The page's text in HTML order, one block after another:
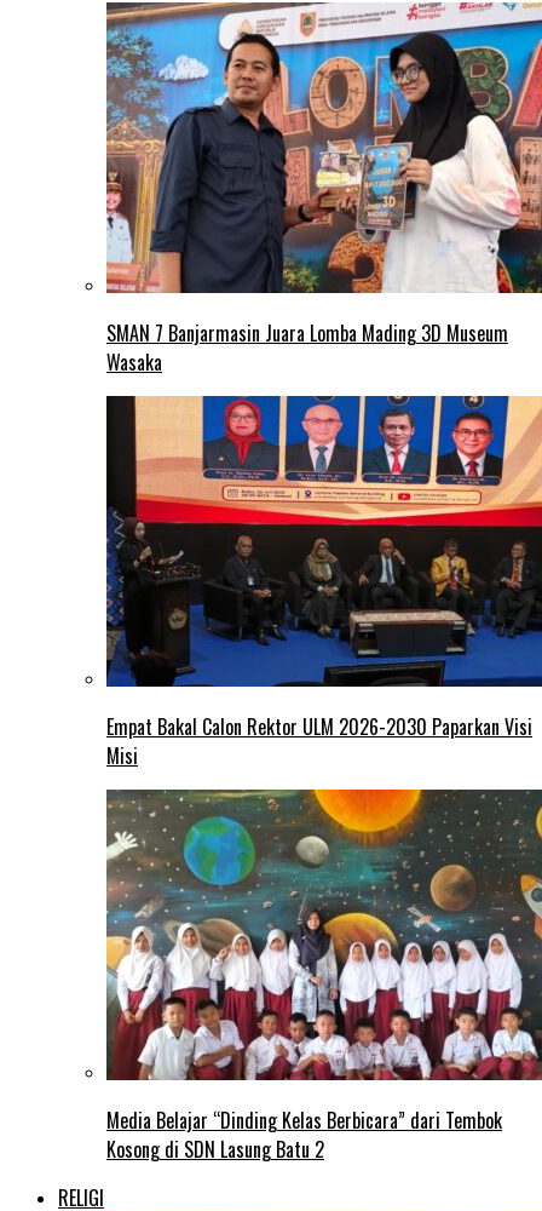
SMAN 7 Banjarmasin Juara Lomba Mading 3D Museum
Wasaka
Empat Bakal Calon Rektor ULM 2026-2030 Paparkan Visi
Misi
Media Belajar “Dinding Kelas Berbicara” dari Tembok
Kosong di SDN Lasung Batu 2
RELIGI